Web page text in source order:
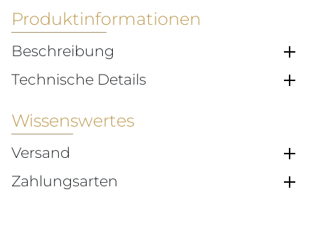
Produktinformationen
Beschreibung
Technische Details
Wissenswertes
Versand
Zahlungsarten